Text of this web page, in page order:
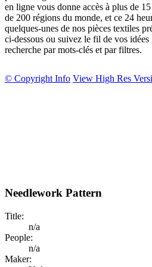
en ligne vous donne accès à plus de
de 200 régions du monde, et ce 24
quelques-unes de nos pièces textiles
ci-dessous ou suivez le fil de vos idées
recherche par mots-clés et par filtres.
© Copyright Info View High Res
Needlework Pattern
Title:
n/a
People:
n/a
Maker: